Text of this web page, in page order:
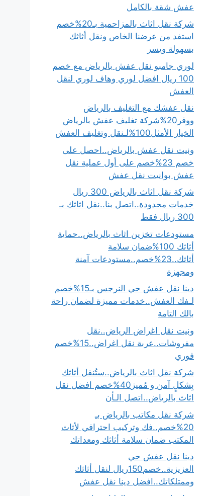
عفش شقة بالكامل
شركة نقل اثاث بالمزاحمية بـ20%خصم
استفد من عرضنا الخاص ونقل أثاثك
بسهولة ويسر
لوري جامبو نقل عفش بالرياض مع خصم
100 ريال افضل لوري وهاف لوري لنقل
العفش
نقل عفشك مع التغليف بالرياض
ووفر20%شركة تغليف عفش بالرياض
الخيار الأمثل100%لـنقل وتغليف العفش
ونيت نقل عفش بالرياض..احصل على
خصم 23%خصم على أول عملية نقل
عفش بوانيت نقل عفش
شركة نقل اثاث بالرياض 300 ريال
خدمات محدودة..اتصل بنا..نقل اثاثك بـ
300 ريال فقط
مستودعات تخزين اثاث بالرياض..حماية
أثاثك 100%ضمان سلامة
أثاثك..23%خصم..مستودعات آمنة
ومجهزة
دينا نقل عفش حي النرجس بـ15%خصم
لـفك العفش..خدمات مميزة لضمان راحة
بالك التامة
ونيت نقل اغراض الرياض..نقل
مفروشات..عربة نقل اغراض..15%خصم
فوري
شركة نقل اثاث بالرياض..ستُنقل أثاثك
بِشكلٍ آمن و مُميز40%خصم افضل نقل
اثاث بالرياض..اتصل الـأن
شركة نقل مكاتب بالرياض بـ
20%خصم..فك وتركيب احترافي لأثاث
المكتب ضمان سلامة أثاثك ومعداتك
دينا نقل عفش حي
العزيزية..خصم150ريال لنقل أثاثك
وممتلكاتك..افضل دينا نقل عفش